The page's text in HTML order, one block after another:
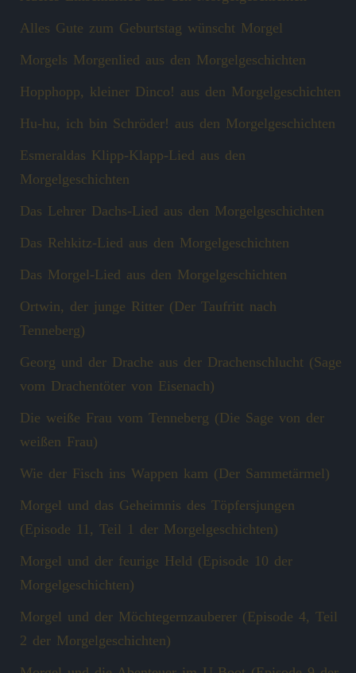
Alles Gute zum Geburtstag wünscht Morgel
Morgels Morgenlied aus den Morgelgeschichten
Hopphopp, kleiner Dinco! aus den Morgelgeschichten
Hu-hu, ich bin Schröder! aus den Morgelgeschichten
Esmeraldas Klipp‑Klapp‑Lied aus den
Morgelgeschichten
Das Lehrer Dachs-Lied aus den Morgelgeschichten
Das Rehkitz-Lied aus den Morgelgeschichten
Das Morgel-Lied aus den Morgelgeschichten
Ortwin, der junge Ritter (Der Taufritt nach
Tenneberg)
Georg und der Drache aus der Drachenschlucht (Sage
vom Drachentöter von Eisenach)
Die weiße Frau vom Tenneberg (Die Sage von der
weißen Frau)
Wie der Fisch ins Wappen kam (Der Sammetärmel)
Morgel und das Geheimnis des Töpfersjungen
(Episode 11, Teil 1 der Morgelgeschichten)
Morgel und der feurige Held (Episode 10 der
Morgelgeschichten)
Morgel und der Möchtegernzauberer (Episode 4, Teil
2 der Morgelgeschichten)